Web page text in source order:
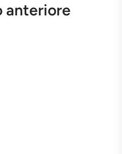
anteriore